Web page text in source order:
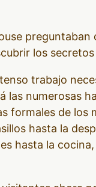
preguntaban
los
trabajo
las numerosas
formales de los
hasta la
hasta la